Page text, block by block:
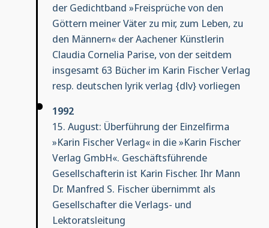
der Gedichtband »Freisprüche von den
Göttern meiner Väter zu mir, zum Leben, zu
den Männern« der Aachener Künstlerin
Claudia Cornelia Parise, von der seitdem
insgesamt 63 Bücher im Karin Fischer Verlag
resp. deutschen lyrik verlag {dlv} vorliegen
1992
15. August: Überführung der Einzelfirma
»Karin Fischer Verlag« in die »Karin Fischer
Verlag GmbH«. Geschäftsführende
Gesellschafterin ist Karin Fischer. Ihr Mann
Dr. Manfred S. Fischer übernimmt als
Gesellschafter die Verlags- und
Lektoratsleitung